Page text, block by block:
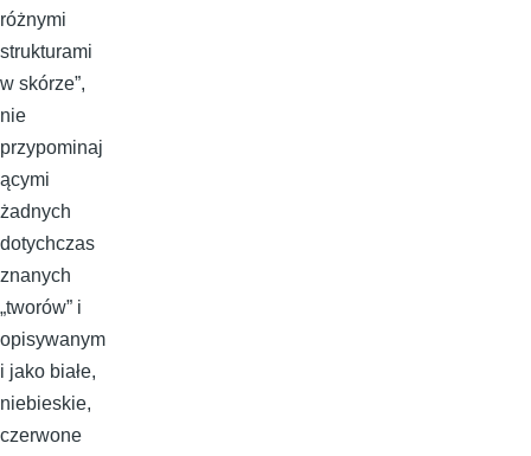
różnymi
strukturami
w skórze”,
nie
przypominaj
ącymi
żadnych
dotychczas
znanych
„tworów” i
opisywanym
i jako białe,
niebieskie,
czerwone